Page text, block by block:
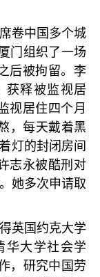
卷中国多个城
门组织了一场
后被拘留。李
获释被监视居
视居住四个月
，每天戴着黑
灯的封闭房间
志永被酷刑对
她多次申请取
英国约克大学
华大学社会学
，研究中国劳